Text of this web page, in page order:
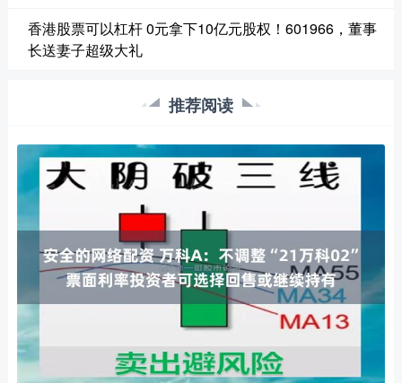
香港股票可以杠杆 0元拿下10亿元股权！601966，董事
长送妻子超级大礼
推荐阅读